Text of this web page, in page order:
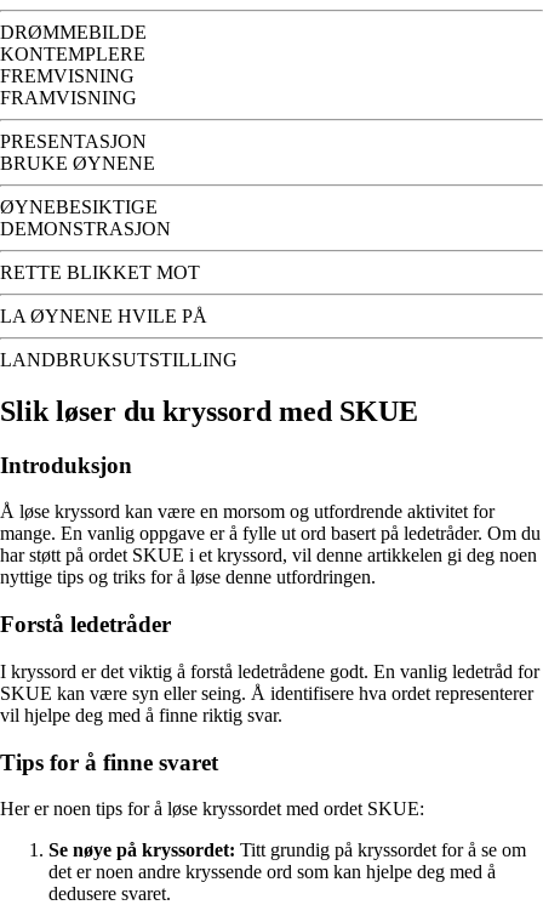
DRØMMEBILDE
KONTEMPLERE
FREMVISNING
FRAMVISNING
PRESENTASJON
BRUKE ØYNENE
ØYNEBESIKTIGE
DEMONSTRASJON
RETTE BLIKKET MOT
LA ØYNENE HVILE PÅ
LANDBRUKSUTSTILLING
Slik løser du kryssord med SKUE
Introduksjon
Å løse kryssord kan være en morsom og utfordrende aktivitet for
mange. En vanlig oppgave er å fylle ut ord basert på ledetråder. Om du
har støtt på ordet SKUE i et kryssord, vil denne artikkelen gi deg noen
nyttige tips og triks for å løse denne utfordringen.
Forstå ledetråder
I kryssord er det viktig å forstå ledetrådene godt. En vanlig ledetråd for
SKUE kan være syn eller seing. Å identifisere hva ordet representerer
vil hjelpe deg med å finne riktig svar.
Tips for å finne svaret
Her er noen tips for å løse kryssordet med ordet SKUE:
Se nøye på kryssordet: Titt grundig på kryssordet for å se om
det er noen andre kryssende ord som kan hjelpe deg med å
dedusere svaret.